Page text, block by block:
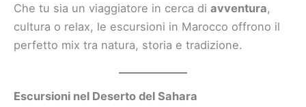
Che tu sia un viaggiatore in cerca di avventura,
cultura o relax, le escursioni in Marocco offrono il
perfetto mix tra natura, storia e tradizione.
Escursioni nel Deserto del Sahara